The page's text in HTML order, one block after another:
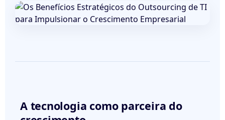
A tecnologia como parceira do